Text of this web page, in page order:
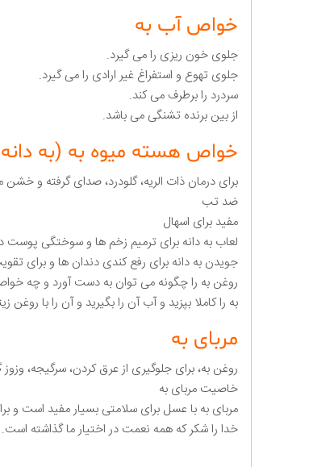
خواص آب به
جلوی خون ریزی را می گیرد.
جلوی تهوع و استفراغ غیر ارادی را می گیرد.
سردرد را برطرف می کند.
از بین برنده تشنگی می باشد.
خواص هسته میوه به (به
برای درمان ذات الریه، گلودرد، صدای گرفته و
ضد تب
مفید برای اسهال
لعاب به دانه برای ترمیم زخم ها و سوختگی پوست
جویدن به دانه برای رفع کندی دندان ها و برای
روغن به را چگونه می توان به دست آورد و چه
به را کاملا بپزید و آب آن را بگیرید و آن را با
مربای به
روغن به، برای جلوگیری از عرق کردن، سرگیجه،
خاصیت مربای به
مربای به با عسل برای سلامتی بسیار مفید است و
خدا را شکر که همه نعمت در اختیار ما گذاشته است.